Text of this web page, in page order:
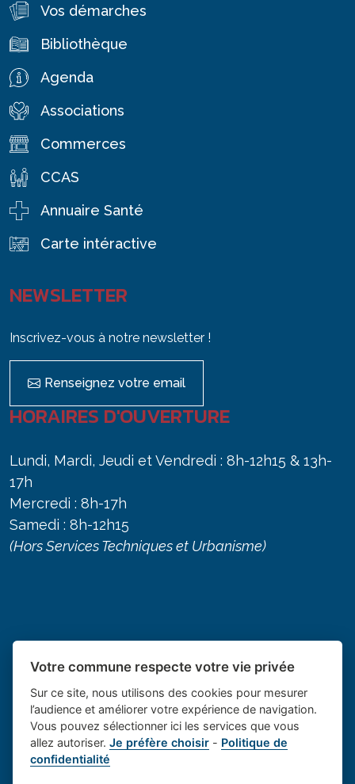
Vos démarches
Bibliothèque
Agenda
Associations
Commerces
CCAS
Annuaire Santé
Carte intéractive
NEWSLETTER
Inscrivez-vous à notre newsletter !
Renseignez votre email
HORAIRES D'OUVERTURE
Lundi, Mardi, Jeudi et Vendredi : 8h-12h15 & 13h-
17h
Mercredi : 8h-17h
Samedi : 8h-12h15
(Hors Services Techniques et Urbanisme)
Place du village la solution web
et appli des collectivités
- Le village de
Votre commune respecte votre vie privée
Sur ce site, nous utilisons des cookies pour mesurer
l’audience et améliorer votre expérience de navigation.
Vous pouvez sélectionner ici les services que vous
allez autoriser.Je préfère choisir - Politique de
confidentialité